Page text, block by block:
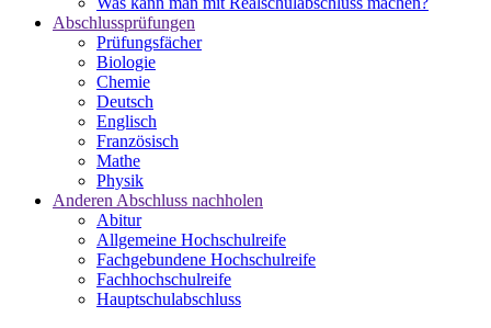
Abschlussprüfungen
Prüfungsfächer
Biologie
Chemie
Deutsch
Englisch
Französisch
Mathe
Physik
Anderen Abschluss nachholen
Abitur
Allgemeine Hochschulreife
Fachgebundene Hochschulreife
Fachhochschulreife
Hauptschulabschluss